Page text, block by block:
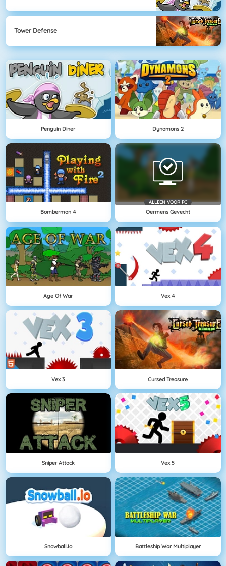
Tower Defense
Penguin Diner Dynamons 2
Bomberman 4
ALLEEN VOOR PC
Oermens Gevecht
Age Of War Vex 4
Vex 3 Cursed Treasure
Sniper Attack Vex 5
Snowball.io Battleship War Multiplayer